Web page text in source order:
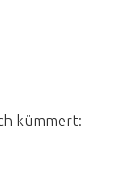
kümmert: